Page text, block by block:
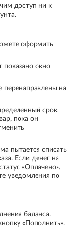
доступ ни к
оформить
показано окно
перенаправлены на
срок.
пока он
пытается списать
Если денег на
«Оплачено».
уведомления по
баланса.
«Пополнить».